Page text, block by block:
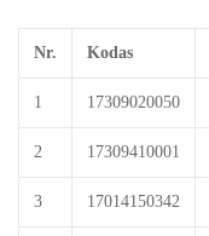
Nr. Kodas
1 17309020050
2 17309410001
3 17014150342